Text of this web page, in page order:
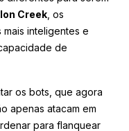
Creek , os
inteligentes e
de
os bots, que agora
apenas atacam em
para flanquear